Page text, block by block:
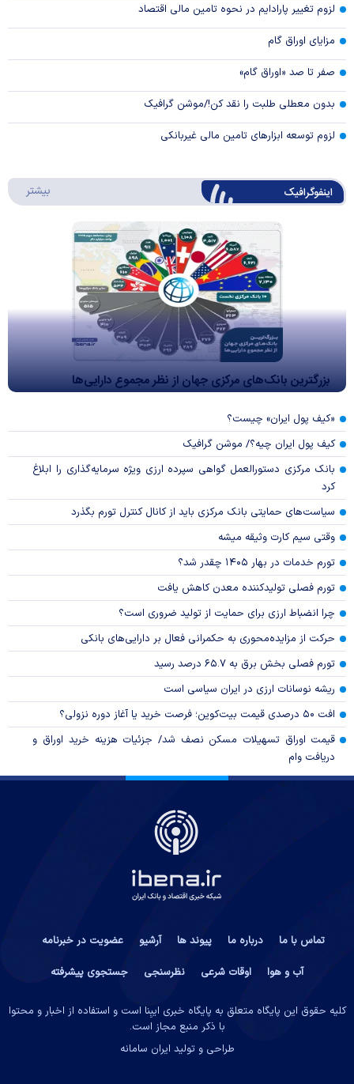
لزوم تغییر پارادایم در نحوه تامین مالی اقتصاد
مزایای اوراق گام
صفر تا صد «اوراق گام»
بدون معطلی طلبت را نقد کن!/موشن گرافیک
لزوم توسعه ابزارهای تامین مالی غیربانکی
اینفوگرافیک بیشتر
بزرگترین بانک‌های مرکزی جهان از نظر مجموع دارایی‌ها
«کیف پول ایران» چیست؟
کیف پول ایران چیه؟/ موشن گرافیک
بانک مرکزی دستورالعمل گواهی سپرده ارزی ویژه سرمایه‌گذاری را ابلاغ
کرد
سیاست‌های حمایتی بانک مرکزی باید از کانال کنترل تورم بگذرد
وقتی سیم کارت وثیقه میشه
تورم خدمات در بهار ۱۴۰۵ چقدر شد؟
تورم فصلی تولیدکننده معدن کاهش یافت
چرا انضباط ارزی برای حمایت از تولید ضروری است؟
حرکت از مزایده‌محوری به حکمرانی فعال بر دارایی‌های بانکی
تورم فصلی بخش برق به ۶۵.۷ درصد رسید
ریشه نوسانات ارزی در ایران سیاسی است
افت ۵۰ درصدی قیمت بیت‌کوین؛ فرصت خرید یا آغاز دوره نزولی؟
قیمت اوراق تسهیلات مسکن نصف شد/ جزئیات هزینه خرید اوراق و
دریافت وام
تماس با ما درباره ما پیوند ها آرشیو
عضویت در خبرنامه
آب و هوا
اوقات شرعی نظرسنجی جستجوی پیشرفته
کلیه حقوق این پایگاه متعلق به پایگاه خبری ایبِنا است و استفاده از اخبار و محتوا
با ذکر منبع مجاز است.
طراحی و تولید ایران سامانه